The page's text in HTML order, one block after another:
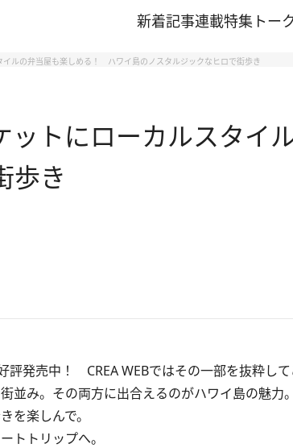
新着記事連載特集 トー
ルの弁当屋も楽しめる！ ハワイ島のノスタルジックなヒロで街歩き
ットにローカルスタ
歩き
評発売中！ CREA WEBではその一部を抜粋して
並み。その両方に出合えるのがハワイ島の魅力
を楽しんで。
トトリップへ。